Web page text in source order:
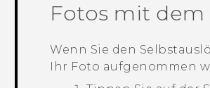
Fotos mit dem
Wenn Sie den
Ihr Foto aufgenommen